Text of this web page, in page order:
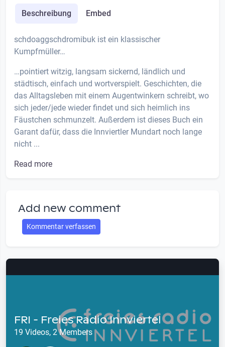
Beschreibung Embed
schdoaggschdromibuk ist ein klassischer
Kumpfmüller…
…pointiert witzig, langsam sickernd, ländlich und
städtisch, einfach und wortverspielt. Geschichten, die
das Alltagsleben mit einem Augentwinkern schreibt, wo
sich jeder/jede wieder findet und sich heimlich ins
Fäustchen schmunzelt. Außerdem ist dieses Buch ein
Garant dafür, dass die Innviertler Mundart noch lange
nicht ...
Read more
Add new comment
Kommentar verfassen
FRI - Freies Radio Innviertel
19 Videos, 2 Members